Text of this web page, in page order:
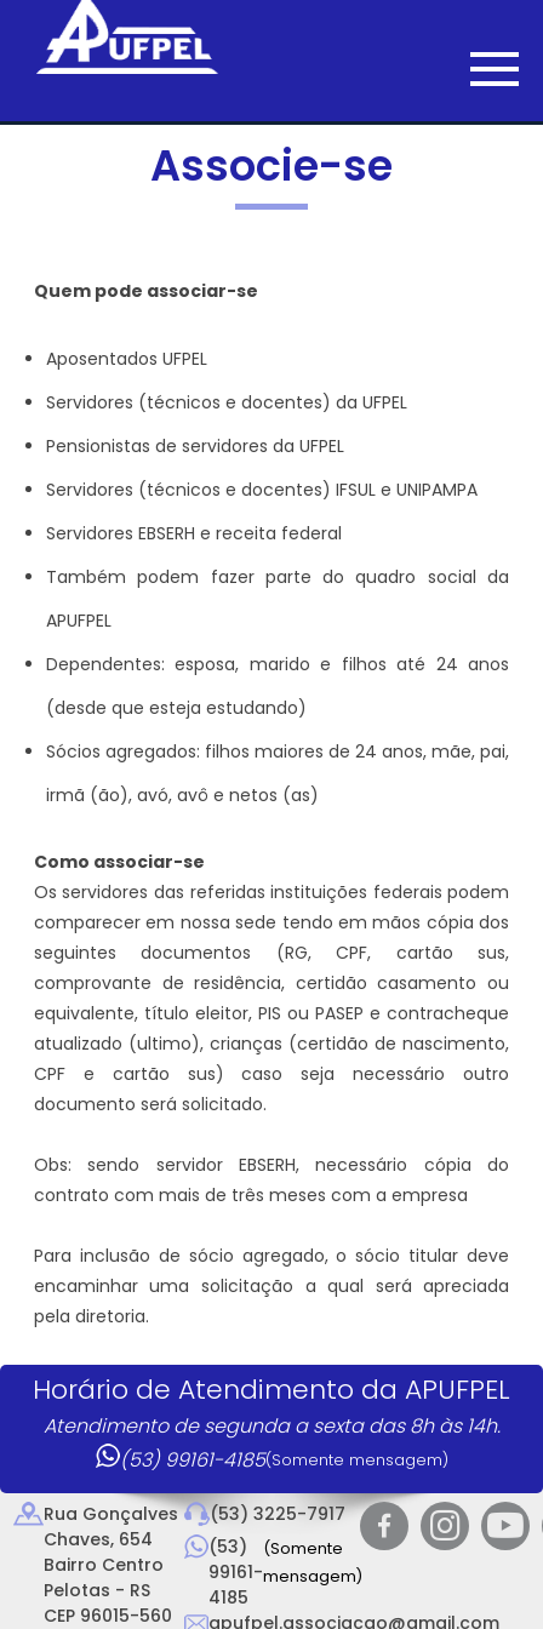
Associe-se
Quem pode associar-se
Aposentados UFPEL
Servidores (técnicos e docentes) da UFPEL
Pensionistas de servidores da UFPEL
Servidores (técnicos e docentes) IFSUL e UNIPAMPA
Servidores EBSERH e receita federal
Também podem fazer parte do quadro social da
APUFPEL
Dependentes: esposa, marido e filhos até 24 anos
(desde que esteja estudando)
Sócios agregados: filhos maiores de 24 anos, mãe, pai,
irmã (ão), avó, avô e netos (as)
Como associar-se
Os servidores das referidas instituições federais podem
comparecer em nossa sede tendo em mãos cópia dos
seguintes documentos (RG, CPF, cartão sus,
comprovante de residência, certidão casamento ou
equivalente, título eleitor, PIS ou PASEP e contracheque
atualizado (ultimo), crianças (certidão de nascimento,
CPF e cartão sus) caso seja necessário outro
documento será solicitado.
Obs: sendo servidor EBSERH, necessário cópia do
contrato com mais de três meses com a empresa
Para inclusão de sócio agregado, o sócio titular deve
encaminhar uma solicitação a qual será apreciada
pela diretoria.
Horário de Atendimento da APUFPEL
Atendimento de segunda a sexta das 8h às 14h.
(53) 99161-4185(Somente mensagem)
Rua Gonçalves
Chaves, 654
Bairro Centro
Pelotas - RS
CEP 96015-560
(53) 3225-7917
(53)
99161-
4185
(Somente
mensagem)
apufpel.associacao@gmail.com